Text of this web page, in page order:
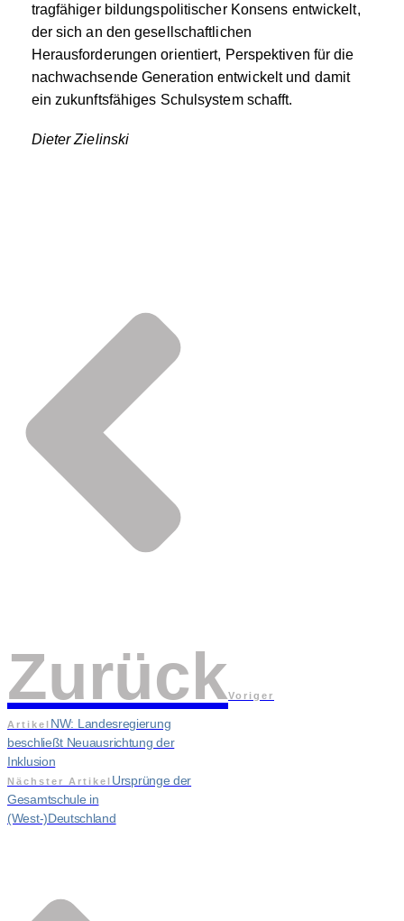
tragfähiger bildungspolitischer Konsens entwickelt,
der sich an den gesellschaftlichen
Herausforderungen orientiert, Perspektiven für die
nachwachsende Generation entwickelt und damit
ein zukunftsfähiges Schulsystem schafft.
Dieter Zielinski
ZurückVoriger
Artikel NW: Landesregierung
beschließt Neuausrichtung der
Inklusion
Nächster Artikel Ursprünge der
Gesamtschule in
(West-)Deutschland